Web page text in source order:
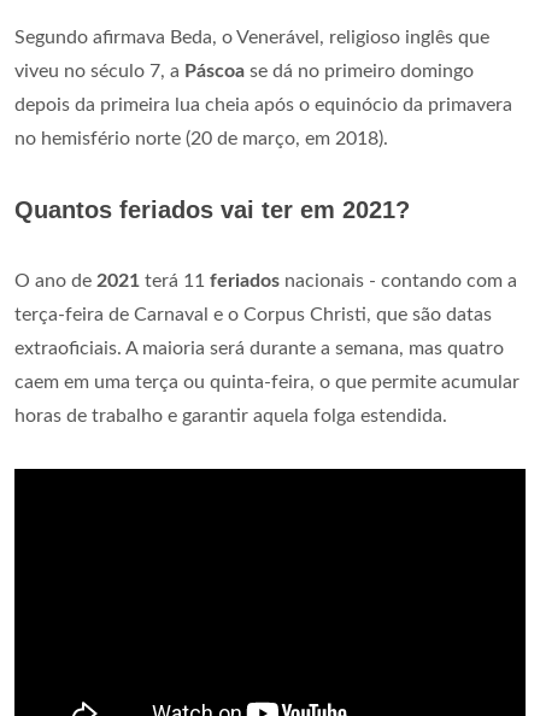
Segundo afirmava Beda, o Venerável, religioso inglês que
viveu no século 7, a Páscoa se dá no primeiro domingo
depois da primeira lua cheia após o equinócio da primavera
no hemisfério norte (20 de março, em 2018).
Quantos feriados vai ter em 2021?
O ano de 2021 terá 11 feriados nacionais - contando com a
terça-feira de Carnaval e o Corpus Christi, que são datas
extraoficiais. A maioria será durante a semana, mas quatro
caem em uma terça ou quinta-feira, o que permite acumular
horas de trabalho e garantir aquela folga estendida.